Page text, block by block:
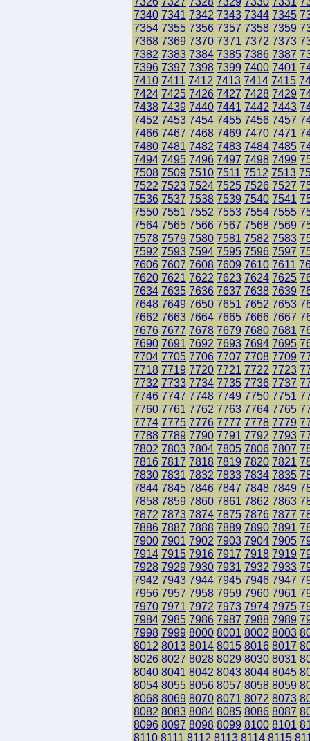
7340 7341 7342 7343 7344 7345
7354 7355 7356 7357 7358 7359
7368 7369 7370 7371 7372 7373
7382 7383 7384 7385 7386 7387
7396 7397 7398 7399 7400 7401
7410 7411 7412 7413 7414 7415
7424 7425 7426 7427 7428 7429
7438 7439 7440 7441 7442 7443
7452 7453 7454 7455 7456 7457
7466 7467 7468 7469 7470 7471
7480 7481 7482 7483 7484 7485
7494 7495 7496 7497 7498 7499
7508 7509 7510 7511 7512 7513
7522 7523 7524 7525 7526 7527
7536 7537 7538 7539 7540 7541
7550 7551 7552 7553 7554 7555
7564 7565 7566 7567 7568 7569
7578 7579 7580 7581 7582 7583
7592 7593 7594 7595 7596 7597
7606 7607 7608 7609 7610 7611
7620 7621 7622 7623 7624 7625
7634 7635 7636 7637 7638 7639
7648 7649 7650 7651 7652 7653
7662 7663 7664 7665 7666 7667
7676 7677 7678 7679 7680 7681
7690 7691 7692 7693 7694 7695
7704 7705 7706 7707 7708 7709
7718 7719 7720 7721 7722 7723
7732 7733 7734 7735 7736 7737
7746 7747 7748 7749 7750 7751
7760 7761 7762 7763 7764 7765
7774 7775 7776 7777 7778 7779
7788 7789 7790 7791 7792 7793
7802 7803 7804 7805 7806 7807
7816 7817 7818 7819 7820 7821
7830 7831 7832 7833 7834 7835
7844 7845 7846 7847 7848 7849
7858 7859 7860 7861 7862 7863
7872 7873 7874 7875 7876 7877
7886 7887 7888 7889 7890 7891
7900 7901 7902 7903 7904 7905
7914 7915 7916 7917 7918 7919
7928 7929 7930 7931 7932 7933
7942 7943 7944 7945 7946 7947
7956 7957 7958 7959 7960 7961
7970 7971 7972 7973 7974 7975
7984 7985 7986 7987 7988 7989
7998 7999 8000 8001 8002 8003
8012 8013 8014 8015 8016 8017
8026 8027 8028 8029 8030 8031
8040 8041 8042 8043 8044 8045
8054 8055 8056 8057 8058 8059
8068 8069 8070 8071 8072 8073
8082 8083 8084 8085 8086 8087
8096 8097 8098 8099 8100 8101
8110 8111 8112 8113 8114 8115